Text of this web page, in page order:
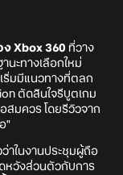
Xbox 360 ที่วาง
นะทางเลือกใหม่
ริ่มมีแนวทางที่ตลก
ตัดสินใจรีบูตเกม
สมควร โดยรีวิวจาก
"
าในงานประชุมผู้ถือ
ดหวังส่วนตัวกับการ